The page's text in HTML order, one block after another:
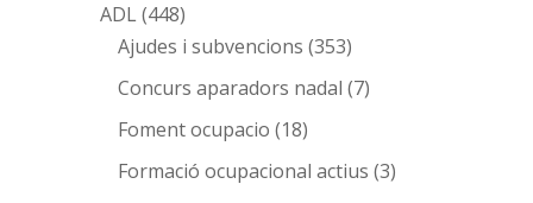
ADL(448)
Ajudes i subvencions (353)
Concurs aparadors nadal (7)
Foment ocupacio (18)
Formació ocupacional actius (3)